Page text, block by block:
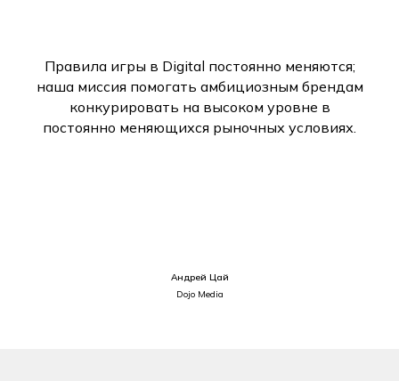
Правила игры в Digital постоянно меняются;
наша миссия помогать амбициозным брендам
конкурировать на высоком уровне в
постоянно меняющихся рыночных условиях.
Андрей Цай
Dojo Media